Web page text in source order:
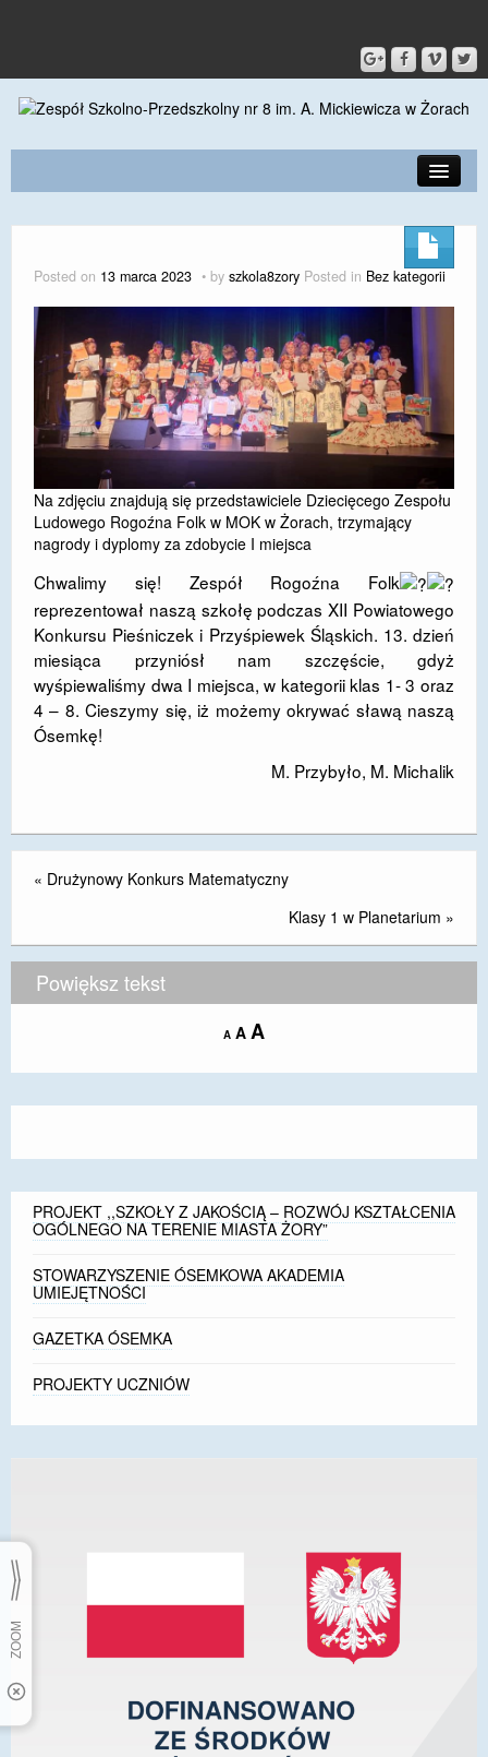
KONTAKT
DLA RODZICÓW I UCZNIÓW
DLA PRACOWNIKÓW
GALERIA
DOSTĘPNOŚĆ
RODO
EGZAMIN ÓSMOKLASISTY
STANDARDY OCHRONY MAŁOLETNICH
PROJEKT ,,SZKOŁY Z JAKOŚCIĄ – ROZWÓJ
KSZTAŁCENIA OGÓLNEGO NA TERENIE MIASTA
mLegitymacja
Posted on 13 marca 2023 by szkola8zory Posted in Bez kategorii
Na zdjęciu znajdują się przedstawiciele Dziecięcego Zespołu
Ludowego Rogoźna Folk w MOK w Żorach, trzymający
nagrody i dyplomy za zdobycie I miejsca
Chwalimy się! Zespół Rogoźna Folk
reprezentował naszą szkołę podczas XII Powiatowego
Konkursu Pieśniczek i Przyśpiewek Śląskich. 13. dzień
miesiąca przyniósł nam szczęście, gdyż
wyśpiewaliśmy dwa I miejsca, w kategorii klas 1- 3 oraz
4 – 8. Cieszymy się, iż możemy okrywać sławą naszą
Ósemkę!
M. Przybyło, M. Michalik
« Drużynowy Konkurs Matematyczny
Klasy 1 w Planetarium »
Powiększ tekst
A Decrease
size.
A Reset
size.
AIncrease
size.
PROJEKT ,,SZKOŁY Z JAKOŚCIĄ – ROZWÓJ KSZTAŁCENIA
OGÓLNEGO NA TERENIE MIASTA ŻORY”
STOWARZYSZENIE ÓSEMKOWA AKADEMIA
UMIEJĘTNOŚCI
GAZETKA ÓSEMKA
PROJEKTY UCZNIÓW